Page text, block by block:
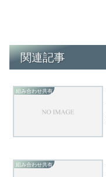
関連記事
組み合わせ共有
組み合わせ共有